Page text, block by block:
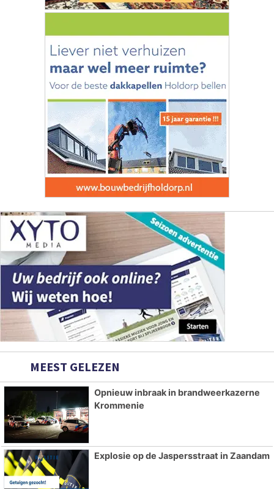
MEEST GELEZEN
Opnieuw inbraak in brandweerkazerne
Krommenie
Explosie op de Jaspersstraat in Zaandam